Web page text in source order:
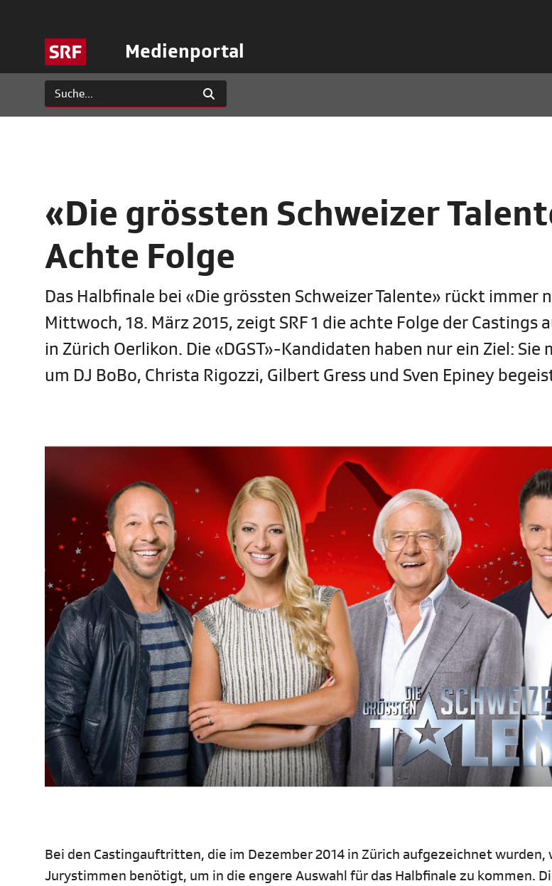
Medienportal
«Die grössten Schweizer
Achte Folge
Das Halbfinale bei «Die grössten Schweizer Talente» rückt immer
Mittwoch, 18. März 2015, zeigt SRF 1 die achte Folge der Castings
in Zürich Oerlikon. Die «DGST»-Kandidaten haben nur ein Ziel: Sie
um DJ BoBo, Christa Rigozzi, Gilbert Gress und Sven Epiney
Bei den Castingauftritten, die im Dezember 2014 in Zürich aufgezeichnet wurden,
Jurystimmen benötigt, um in die engere Auswahl für das Halbfinale zu kommen.